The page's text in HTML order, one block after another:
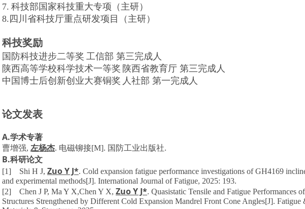
7. 科技部 国家科技重大专项（ 主研）
8.四川省科技厅重点研发项目
（ 主研）
科技奖励
国防科技进步二等奖 工信部 第三完成人
陕西高等学校科学技术一等奖 陕西省教育厅 第三完成人
中国博士后创新创业大赛铜奖 人社部 第一完成人
论文发表
A.学术专著
曹增强, 左杨杰. 电磁铆接[M]. 国防工业出版社.
B.科研论文
[1] Shi H J, Zuo Y J*. Cold expansion fatigue performance investigations of GH4169
and experimental methods[J]. International Journal of Fatigue, 2025: 193.
[2] Chen J P, Ma Y X,Chen Y X, Zuo Y J*. Quasistatic Tensile and Fatigue Performances
Structures Strengthened by Different Cold Expansion Mandrel Front Cone Angles[J].